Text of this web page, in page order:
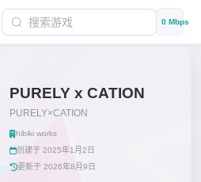
0 Mbps
PURELY x CATION
PURELY×CATION
hibiki works
创建于 2025年1月2日
更新于 2026年8月9日